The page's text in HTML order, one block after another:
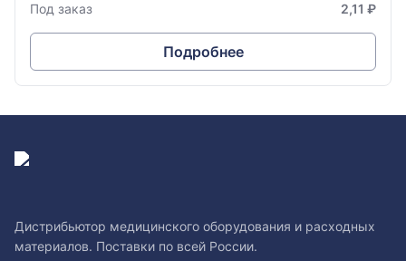
Под заказ 2,11 ₽
Подробнее
Дистрибьютор медицинского оборудования и расходных
материалов. Поставки по всей России.